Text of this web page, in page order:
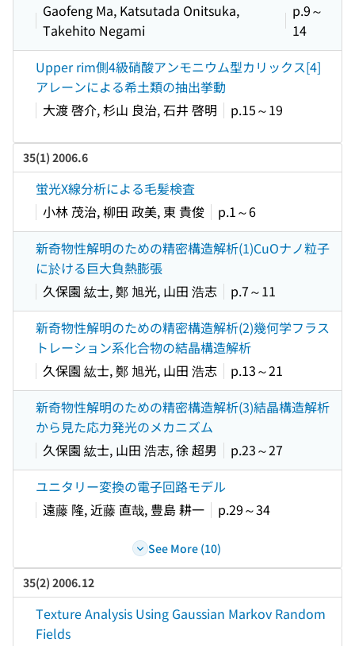
Gaofeng Ma, Katsutada Onitsuka,
Takehito Negami
p.9～
14
Upper rim側4級硝酸アンモニウム型カリックス[4]
アレーンによる希土類の抽出挙動
大渡 啓介, 杉山 良治, 石井 啓明
p.15～19
35(1) 2006.6
蛍光X線分析による毛髪検査
小林 茂治, 柳田 政美, 東 貴俊
p.1～6
新奇物性解明のための精密構造解析(1)CuOナノ粒子
に於ける巨大負熱膨張
久保園 紘士, 鄭 旭光, 山田 浩志
p.7～11
新奇物性解明のための精密構造解析(2)幾何学フラス
トレーション系化合物の結晶構造解析
久保園 紘士, 鄭 旭光, 山田 浩志
p.13～21
新奇物性解明のための精密構造解析(3)結晶構造解析
から見た応力発光のメカニズム
久保園 紘士, 山田 浩志, 徐 超男
p.23～27
ユニタリー変換の電子回路モデル
遠藤 隆, 近藤 直哉, 豊島 耕一
p.29～34
See More (10)
35(2) 2006.12
Texture Analysis Using Gaussian Markov Random
Fields